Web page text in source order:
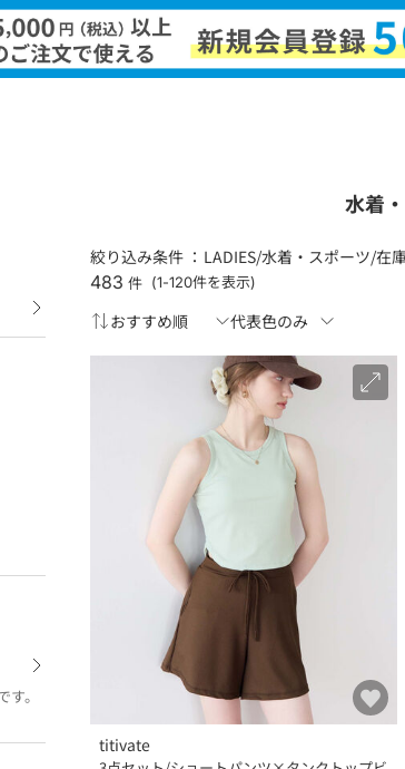
水着
。
絞り込み条件 ： LADIES/水着・スポーツ/在
483 件 (1-120件を表示)
titivate